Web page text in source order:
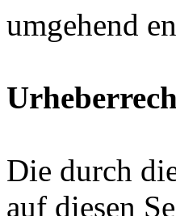
umgehend
Die durch
auf diesen